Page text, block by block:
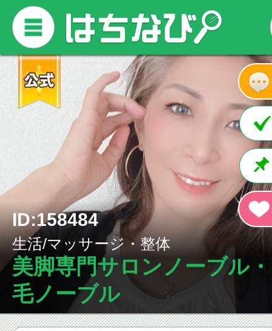
ID:158484
生活/マッサージ・整体
美脚専門サロンノーブル
毛ノーブル